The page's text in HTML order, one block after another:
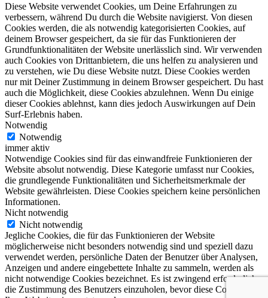
Diese Website verwendet Cookies, um Deine Erfahrungen zu
verbessern, während Du durch die Website navigierst. Von diesen
Cookies werden, die als notwendig kategorisierten Cookies, auf
deinem Browser gespeichert, da sie für das Funktionieren der
Grundfunktionalitäten der Website unerlässlich sind. Wir verwenden
auch Cookies von Drittanbietern, die uns helfen zu analysieren und
zu verstehen, wie Du diese Website nutzt. Diese Cookies werden
nur mit Deiner Zustimmung in deinem Browser gespeichert. Du hast
auch die Möglichkeit, diese Cookies abzulehnen. Wenn Du einige
dieser Cookies ablehnst, kann dies jedoch Auswirkungen auf Dein
Surf-Erlebnis haben.
Notwendig
Notwendig
immer aktiv
Notwendige Cookies sind für das einwandfreie Funktionieren der
Website absolut notwendig. Diese Kategorie umfasst nur Cookies,
die grundlegende Funktionalitäten und Sicherheitsmerkmale der
Website gewährleisten. Diese Cookies speichern keine persönlichen
Informationen.
Nicht notwendig
Nicht notwendig
Jegliche Cookies, die für das Funktionieren der Website
möglicherweise nicht besonders notwendig sind und speziell dazu
verwendet werden, persönliche Daten der Benutzer über Analysen,
Anzeigen und andere eingebettete Inhalte zu sammeln, werden als
nicht notwendige Cookies bezeichnet. Es ist zwingend erforderlich,
die Zustimmung des Benutzers einzuholen, bevor diese Cookies auf